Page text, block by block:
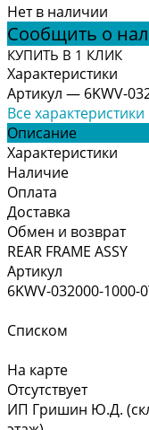
Нет в наличии
Сообщить о
КУПИТЬ В 1 КЛИК
Характеристики
Артикул — 6KWV-
Все характеристики
Описание
Характеристики
Наличие
Оплата
Доставка
Обмен и возврат
REAR FRAME ASSY
Артикул
6KWV-032000-1000-
Списком
На карте
Отсутствует
ИП Гришин Ю.Д.